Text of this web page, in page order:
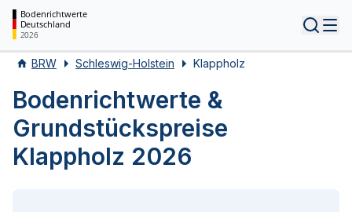
Bodenrichtwerte
Deutschland
2026
BRW Schleswig-Holstein Klappholz
Bodenrichtwerte &
Grundstückspreise
Klappholz 2026